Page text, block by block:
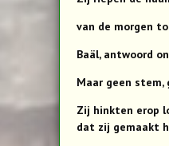
van de morgen
Baäl, antwoord
Maar geen stem,
Zij hinkten erop
dat zij gemaakt